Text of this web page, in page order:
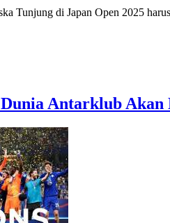
Tunjung di Japan Open 2025
Antarklub